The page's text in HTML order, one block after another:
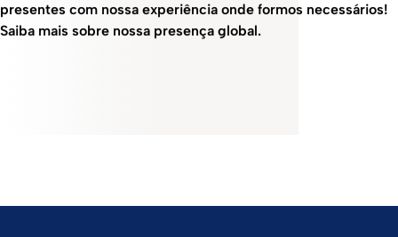
presentes com nossa experiência onde formos necessários!
Saiba mais sobre nossa presença global.